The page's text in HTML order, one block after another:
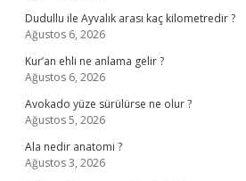
Dudullu ile Ayvalık arası kaç kilometredir ?
Ağustos 6, 2026
Kur’an ehli ne anlama gelir ?
Ağustos 6, 2026
Avokado yüze sürülürse ne olur ?
Ağustos 5, 2026
Ala nedir anatomi ?
Ağustos 3, 2026